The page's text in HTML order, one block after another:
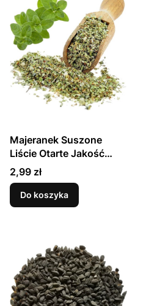
Majeranek Suszone
Liście Otarte Jakość
Premium 20g SKWORCU
Cena
2,99 zł
Do koszyka